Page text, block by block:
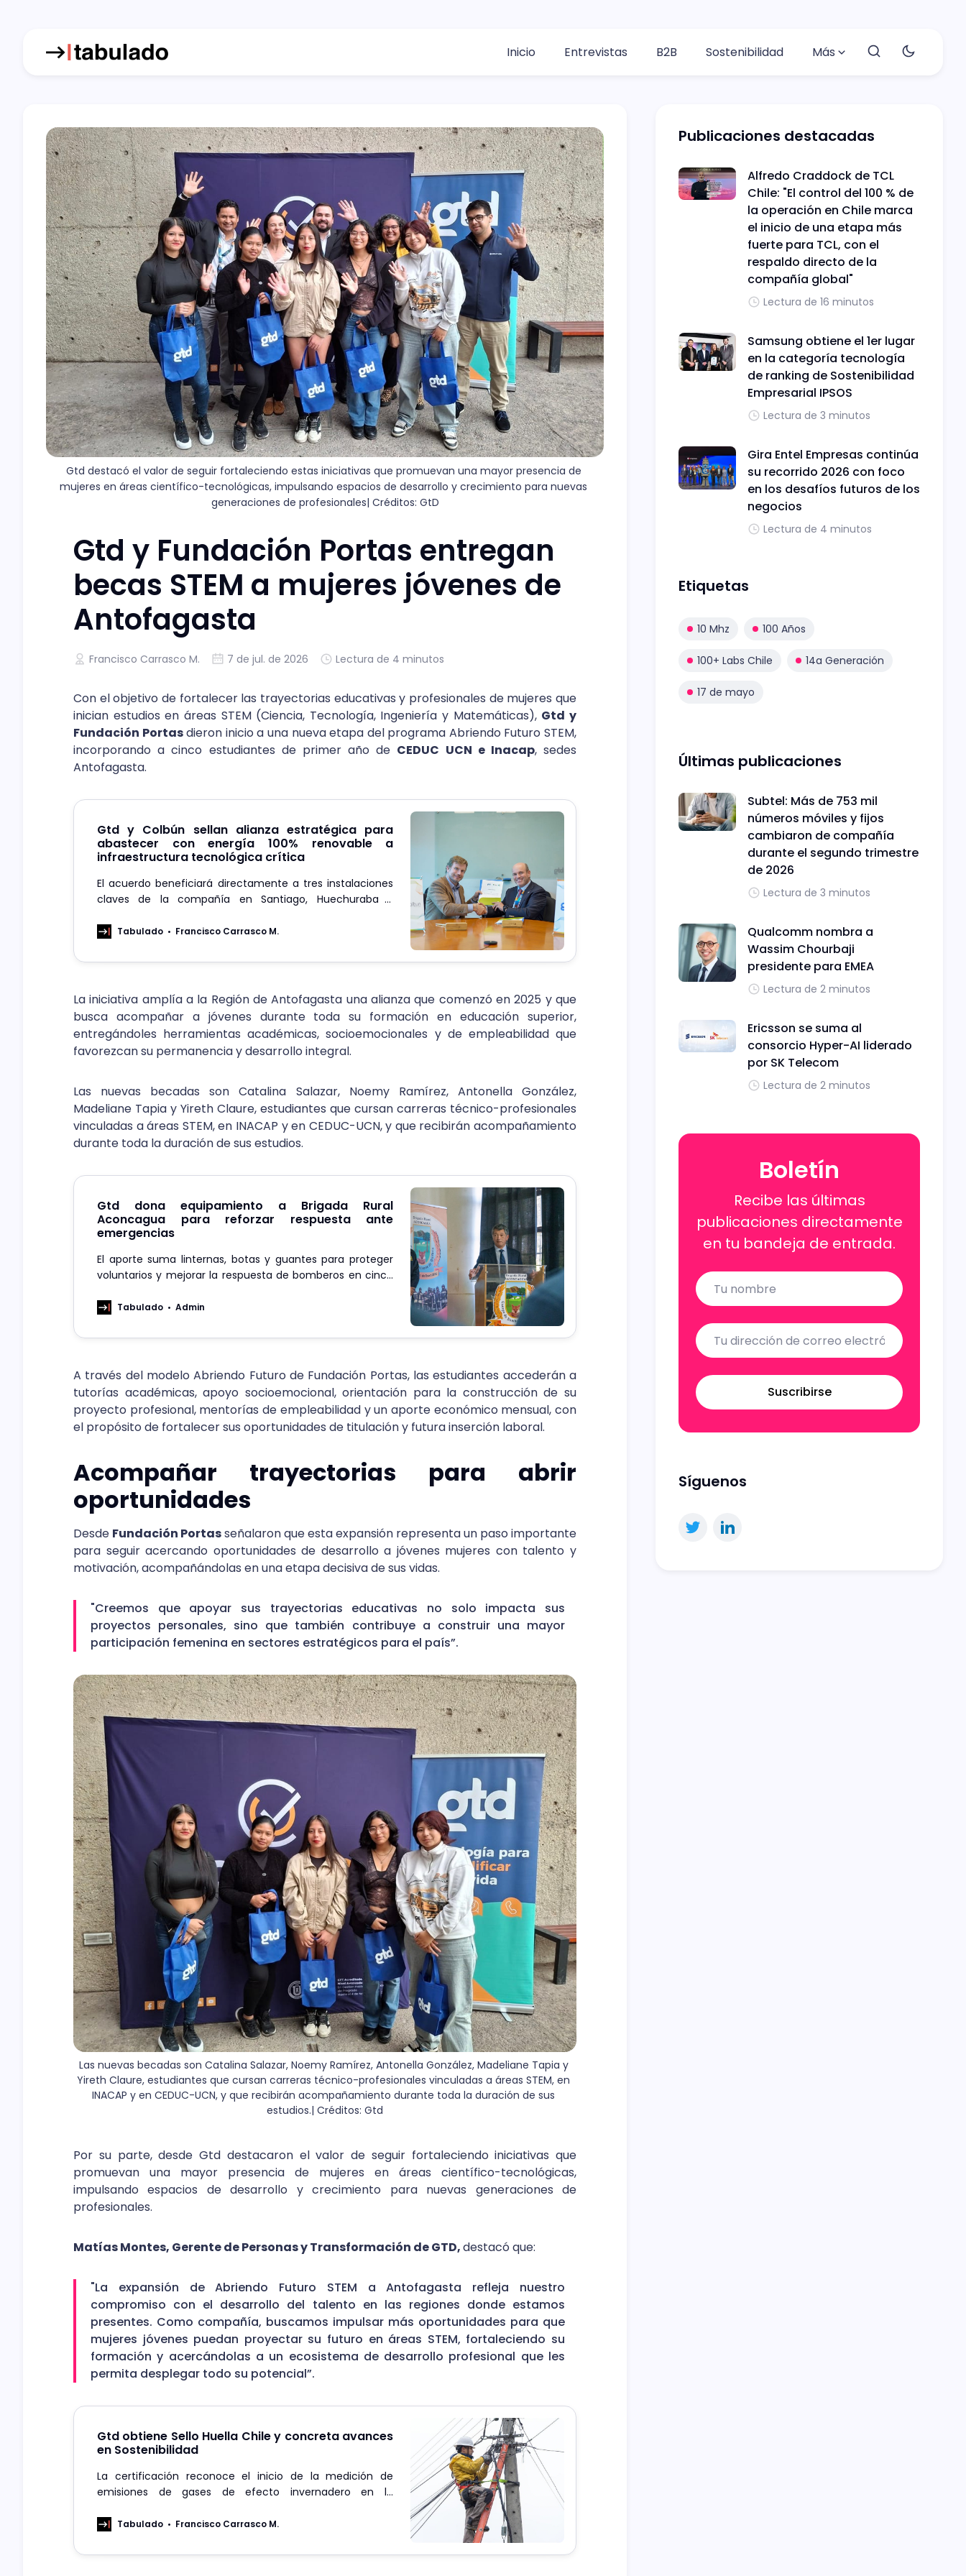
Inicio Entrevistas B2B Sostenibilidad Más
Gtd destacó el valor de seguir fortaleciendo estas iniciativas que promuevan una mayor presencia de
mujeres en áreas científico-tecnológicas, impulsando espacios de desarrollo y crecimiento para nuevas
generaciones de profesionales| Créditos: GtD
Gtd y Fundación Portas entregan
becas STEM a mujeres jóvenes de
Antofagasta
Francisco Carrasco M. 7 de jul. de 2026 Lectura de 4 minutos
Con el objetivo de fortalecer las trayectorias educativas y profesionales de mujeres que
inician estudios en áreas STEM (Ciencia, Tecnología, Ingeniería y Matemáticas), Gtd y
Fundación Portasdieron inicio a una nueva etapa del programa Abriendo Futuro STEM,
incorporando a cinco estudiantes de primer año de CEDUC UCN e Inacap, sedes
Antofagasta.
Gtd y Colbún sellan alianza estratégica para
abastecer con energía 100% renovable a
infraestructura tecnológica crítica
El acuerdo beneficiará directamente a tres instalaciones
claves de la compañía en Santiago, Huechuraba y
Tabulado Francisco Carrasco M.
La iniciativa amplía a la Región de Antofagasta una alianza que comenzó en 2025 y que
busca acompañar a jóvenes durante toda su formación en educación superior,
entregándoles herramientas académicas, socioemocionales y de empleabilidad que
favorezcan su permanencia y desarrollo integral.
Las nuevas becadas son Catalina Salazar, Noemy Ramírez, Antonella González,
Madeliane Tapia y Yireth Claure, estudiantes que cursan carreras técnico-profesionales
vinculadas a áreas STEM, en INACAP y en CEDUC-UCN, y que recibirán acompañamiento
durante toda la duración de sus estudios.
Gtd dona equipamiento a Brigada Rural
Aconcagua para reforzar respuesta ante
emergencias
El aporte suma linternas, botas y guantes para proteger
voluntarios y mejorar la respuesta de bomberos en cinco
Tabulado Admin
A través del modelo Abriendo Futuro de Fundación Portas, las estudiantes accederán a
tutorías académicas, apoyo socioemocional, orientación para la construcción de su
proyecto profesional, mentorías de empleabilidad y un aporte económico mensual, con
el propósito de fortalecer sus oportunidades de titulación y futura inserción laboral.
Acompañar trayectorias para abrir
oportunidades
Desde Fundación Portasseñalaron que esta expansión representa un paso importante
para seguir acercando oportunidades de desarrollo a jóvenes mujeres con talento y
motivación, acompañándolas en una etapa decisiva de sus vidas.
"Creemos que apoyar sus trayectorias educativas no solo impacta sus
proyectos personales, sino que también contribuye a construir una mayor
participación femenina en sectores estratégicos para el país”.
Las nuevas becadas son Catalina Salazar, Noemy Ramírez, Antonella González, Madeliane Tapia y
Yireth Claure, estudiantes que cursan carreras técnico-profesionales vinculadas a áreas STEM, en
INACAP y en CEDUC-UCN, y que recibirán acompañamiento durante toda la duración de sus
estudios.| Créditos: Gtd
Por su parte, desde Gtd destacaron el valor de seguir fortaleciendo iniciativas que
promuevan una mayor presencia de mujeres en áreas científico-tecnológicas,
impulsando espacios de desarrollo y crecimiento para nuevas generaciones de
profesionales.
Matías Montes, Gerente de Personas y Transformación de GTD,destacó que:
"La expansión de Abriendo Futuro STEM a Antofagasta refleja nuestro
compromiso con el desarrollo del talento en las regiones donde estamos
presentes. Como compañía, buscamos impulsar más oportunidades para que
mujeres jóvenes puedan proyectar su futuro en áreas STEM, fortaleciendo su
formación y acercándolas a un ecosistema de desarrollo profesional que les
permita desplegar todo su potencial”.
Gtd obtiene Sello Huella Chile y concreta avances
en Sostenibilidad
La certificación reconoce el inicio de la medición de
emisiones de gases de efecto invernadero en la
un eje central de su operación.
Tabulado Francisco Carrasco M.
Publicaciones destacadas
Alfredo Craddock de TCL
Chile: "El control del 100 % de
la operación en Chile marca
el inicio de una etapa más
fuerte para TCL, con el
respaldo directo de la
compañía global"
Lectura de 16 minutos
Samsung obtiene el 1er lugar
en la categoría tecnología
de ranking de Sostenibilidad
Empresarial IPSOS
Lectura de 3 minutos
Gira Entel Empresas continúa
su recorrido 2026 con foco
en los desafíos futuros de los
negocios
Lectura de 4 minutos
Etiquetas
10 Mhz 100 Años
100+ Labs Chile 14a Generación
17 de mayo
Últimas publicaciones
Subtel: Más de 753 mil
números móviles y fijos
cambiaron de compañía
durante el segundo trimestre
de 2026
Lectura de 3 minutos
Qualcomm nombra a
Wassim Chourbaji
presidente para EMEA
Lectura de 2 minutos
Ericsson se suma al
consorcio Hyper-AI liderado
por SK Telecom
Lectura de 2 minutos
Boletín
Recibe las últimas
publicaciones directamente
en tu bandeja de entrada.
Name
Email
Suscribirse
Síguenos